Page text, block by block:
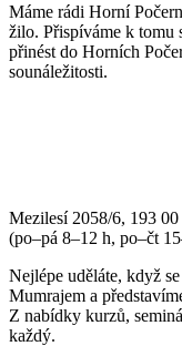
Máme rádi Horní
žilo. Přispíváme k tomu
přinést do Horních
sounáležitosti.
Mezilesí 2058/6, 193
(po–pá 8–12 h, po–čt
Nejlépe uděláte, když
Mumrajem a
Z nabídky kurzů,
každý.